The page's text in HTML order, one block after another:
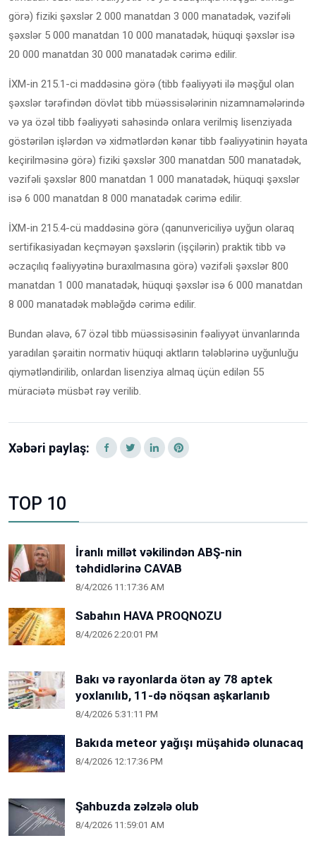
görə) fiziki şəxslər 2 000 manatdan 3 000 manatadək, vəzifəli
şəxslər 5 000 manatdan 10 000 manatadək, hüquqi şəxslər isə
20 000 manatdan 30 000 manatadək cərimə edilir.
İXM-in 215.1-ci maddəsinə görə (tibb fəaliyyəti ilə məşğul olan
şəxslər tərəfindən dövlət tibb müəssisələrinin nizamnamələrində
və ya özəl tibb fəaliyyəti sahəsində onlara verilmiş lisenziyada
göstərilən işlərdən və xidmətlərdən kənar tibb fəaliyyətinin həyata
keçirilməsinə görə) fiziki şəxslər 300 manatdan 500 manatadək,
vəzifəli şəxslər 800 manatdan 1 000 manatadək, hüquqi şəxslər
isə 6 000 manatdan 8 000 manatadək cərimə edilir.
İXM-in 215.4-cü maddəsinə görə (qanunvericiliyə uyğun olaraq
sertifikasiyadan keçməyən şəxslərin (işçilərin) praktik tibb və
əczaçılıq fəaliyyətinə buraxılmasına görə) vəzifəli şəxslər 800
manatdan 1 000 manatadək, hüquqi şəxslər isə 6 000 manatdan
8 000 manatadək məbləğdə cərimə edilir.
Bundan əlavə, 67 özəl tibb müəssisəsinin fəaliyyət ünvanlarında
yaradılan şəraitin normativ hüquqi aktların tələblərinə uyğunluğu
qiymətləndirilib, onlardan lisenziya almaq üçün edilən 55
müraciətə müsbət rəy verilib.
Xəbəri paylaş:
TOP 10
İranlı millət vəkilindən ABŞ-nin
təhdidlərinə CAVAB
8/4/2026 11:17:36 AM
Sabahın HAVA PROQNOZU
8/4/2026 2:20:01 PM
Bakı və rayonlarda ötən ay 78 aptek
yoxlanılıb, 11-də nöqsan aşkarlanıb
8/4/2026 5:31:11 PM
Bakıda meteor yağışı müşahidə olunacaq
8/4/2026 12:17:36 PM
Şahbuzda zəlzələ olub
8/4/2026 11:59:01 AM